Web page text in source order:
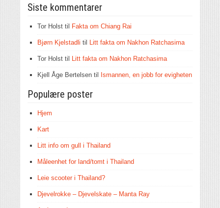
Siste kommentarer
Tor Holst til Fakta om Chiang Rai
Bjørn Kjelstadli til Litt fakta om Nakhon Ratchasima
Tor Holst til Litt fakta om Nakhon Ratchasima
Kjell Åge Bertelsen til Ismannen, en jobb for evigheten
Populære poster
Hjem
Kart
Litt info om gull i Thailand
Måleenhet for land/tomt i Thailand
Leie scooter i Thailand?
Djevelrokke – Djevelskate – Manta Ray